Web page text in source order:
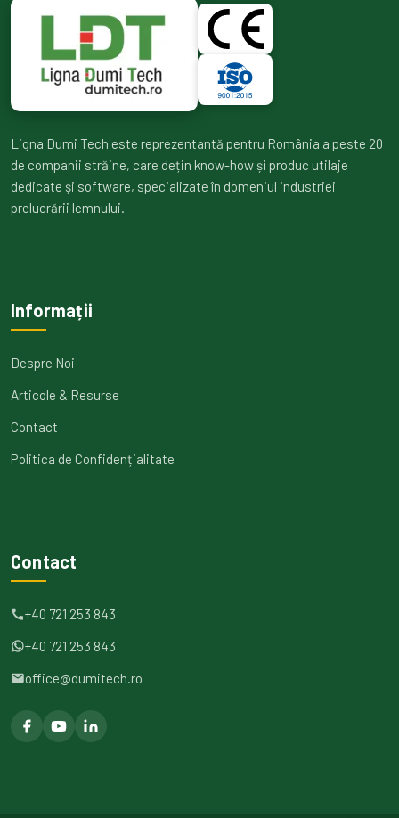
Ligna Dumi Tech este reprezentantă pentru România a peste 20
de companii străine, care dețin know-how și produc utilaje
dedicate și software, specializate în domeniul industriei
prelucrării lemnului.
Informații
Despre Noi
Articole & Resurse
Contact
Politica de Confidențialitate
Contact
+40 721 253 843
+40 721 253 843
office@dumitech.ro